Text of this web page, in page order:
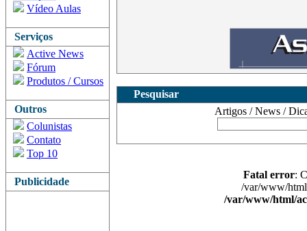
Vídeo Aulas
Serviços
Active News
Fórum
Produtos / Cursos
Outros
Colunistas
Contato
Top 10
Publicidade
Pesquisar
Artigos / News /
Fatal error:
/var/www/
/var/www/html/